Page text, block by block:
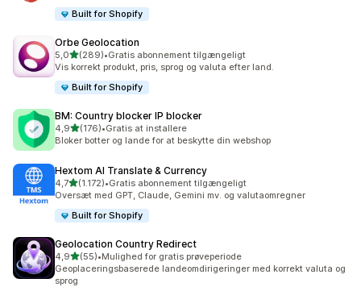
Built for Shopify
Orbe Geolocation
5,0ud af 5 stjerner
(289)
289 anmeldelser i alt
•Gratis abonnement tilgængeligt
Vis korrekt produkt, pris, sprog og valuta efter land.
Built for Shopify
BM: Country blocker IP blocker
4,9ud af 5 stjerner
(176)
176 anmeldelser i alt
•Gratis at installere
Bloker botter og lande for at beskytte din webshop
Hextom AI Translate & Currency
4,7ud af 5 stjerner
(1.172)
1172 anmeldelser i alt
•Gratis abonnement tilgængeligt
Oversæt med GPT, Claude, Gemini mv. og valutaomregner
Built for Shopify
Geolocation Country Redirect
4,9ud af 5 stjerner
(55)
55 anmeldelser i alt
•Mulighed for gratis prøveperiode
Geoplaceringsbaserede landeomdirigeringer med korrekt valuta og
sprog